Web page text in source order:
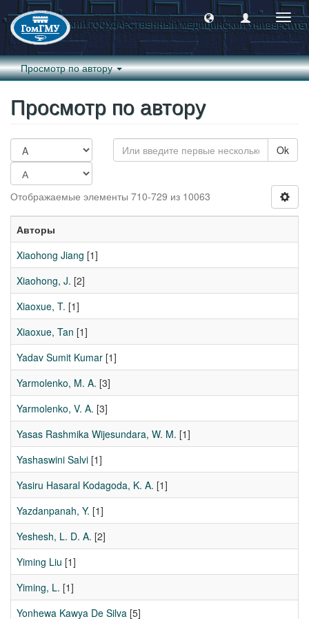
Просмотр по автору
Просмотр по автору
Ok
Отображаемые элементы 710-729 из 10063
Авторы
Xiaohong Jiang [1]
Xiaohong, J. [2]
Xiaoxue, T. [1]
Xiaoxue, Tan [1]
Yadav Sumit Kumar [1]
Yarmolenko, M. A. [3]
Yarmolenko, V. A. [3]
Yasas Rashmika Wijesundara, W. M. [1]
Yashaswini Salvi [1]
Yasiru Hasaral Kodagoda, K. A. [1]
Yazdanpanah, Y. [1]
Yeshesh, L. D. A. [2]
Yiming Liu [1]
Yiming, L. [1]
Yonhewa Kawya De Silva [5]